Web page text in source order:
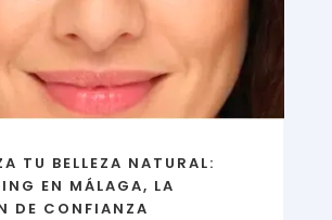
TU BELLEZA NATURAL:
EN MÁLAGA, LA
DE CONFIANZA